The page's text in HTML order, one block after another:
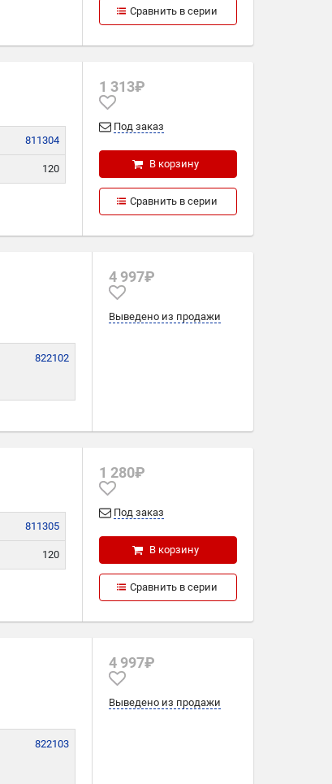
Сравнить в серии
811304
120
1 313₽
Под заказ
В корзину
Сравнить в серии
822102
4 997₽
Выведено из продажи
811305
120
1 280₽
Под заказ
В корзину
Сравнить в серии
822103
4 997₽
Выведено из продажи